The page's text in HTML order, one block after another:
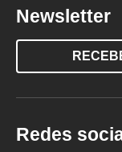
Newsletter
Redes